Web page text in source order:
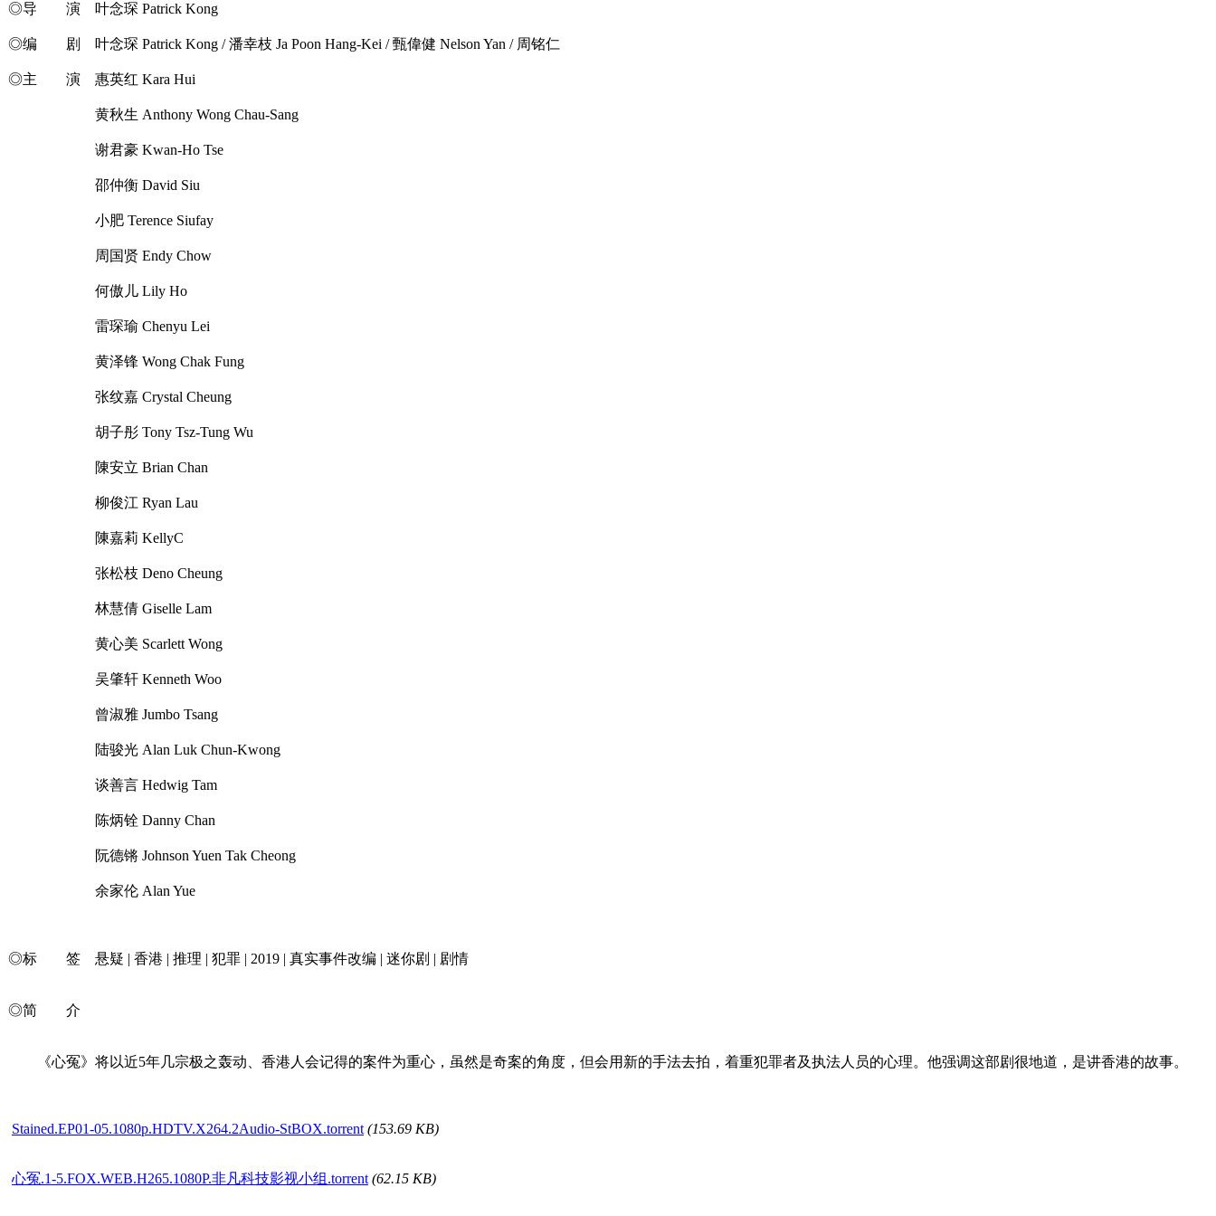
◎导 演 叶念琛 Patrick Kong
◎编 剧 叶念琛 Patrick Kong / 潘幸枝 Ja Poon Hang-Kei / 甄偉健 Nelson Yan / 周铭仁
◎主 演 惠英红 Kara Hui
黄秋生 Anthony Wong Chau-Sang
谢君豪 Kwan-Ho Tse
邵仲衡 David Siu
小肥 Terence Siufay
周国贤 Endy Chow
何傲儿 Lily Ho
雷琛瑜 Chenyu Lei
黄泽锋 Wong Chak Fung
张纹嘉 Crystal Cheung
胡子彤 Tony Tsz-Tung Wu
陳安立 Brian Chan
柳俊江 Ryan Lau
陳嘉莉 KellyC
张松枝 Deno Cheung
林慧倩 Giselle Lam
黄心美 Scarlett Wong
吴肇轩 Kenneth Woo
曾淑雅 Jumbo Tsang
陆骏光 Alan Luk Chun-Kwong
谈善言 Hedwig Tam
陈炳铨 Danny Chan
阮德锵 Johnson Yuen Tak Cheong
余家伦 Alan Yue
◎标 签 悬疑 | 香港 | 推理 | 犯罪 | 2019 | 真实事件改编 | 迷你剧 | 剧情
◎简 介
《心冤》将以近5年几宗极之轰动、香港人会记得的案件为重心，虽然是奇案的角度，但会用新的手法去拍，着重犯罪者及执法人员的心理。他强调这部剧很地道，是讲香港的故事。
Stained.EP01-05.1080p.HDTV.X264.2Audio-StBOX.torrent (153.69 KB)
心冤.1-5.FOX.WEB.H265.1080P.非凡科技影视小组.torrent (62.15 KB)